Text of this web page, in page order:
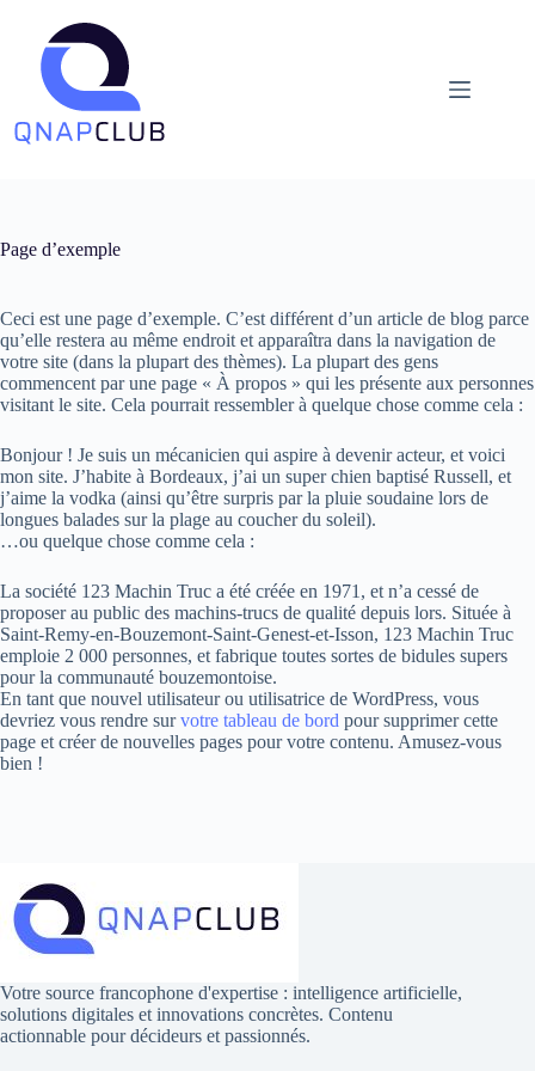
contenu
Page d’exemple
Ceci est une page d’exemple. C’est différent d’un article de blog parce
qu’elle restera au même endroit et apparaîtra dans la navigation de
votre site (dans la plupart des thèmes). La plupart des gens
commencent par une page « À propos » qui les présente aux personnes
visitant le site. Cela pourrait ressembler à quelque chose comme cela :
Bonjour ! Je suis un mécanicien qui aspire à devenir acteur, et voici
mon site. J’habite à Bordeaux, j’ai un super chien baptisé Russell, et
j’aime la vodka (ainsi qu’être surpris par la pluie soudaine lors de
longues balades sur la plage au coucher du soleil).
…ou quelque chose comme cela :
La société 123 Machin Truc a été créée en 1971, et n’a cessé de
proposer au public des machins-trucs de qualité depuis lors. Située à
Saint-Remy-en-Bouzemont-Saint-Genest-et-Isson, 123 Machin Truc
emploie 2 000 personnes, et fabrique toutes sortes de bidules supers
pour la communauté bouzemontoise.
En tant que nouvel utilisateur ou utilisatrice de WordPress, vous
devriez vous rendre survotre tableau de bord pour supprimer cette
page et créer de nouvelles pages pour votre contenu. Amusez-vous
bien !
Votre source francophone d'expertise : intelligence artificielle,
solutions digitales et innovations concrètes. Contenu
actionnable pour décideurs et passionnés.